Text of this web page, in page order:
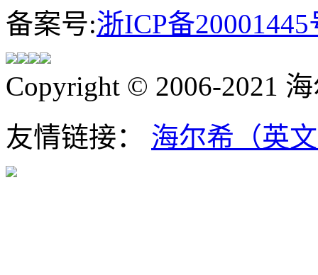
备案号:浙ICP备20001445
Copyright © 2006-2021
友情链接： 海尔希（英